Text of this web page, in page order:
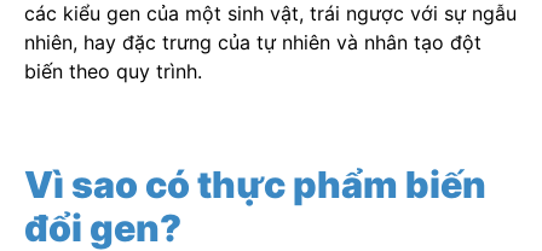
các kiểu gen của một sinh vật, trái ngược với sự ngẫu
nhiên, hay đặc trưng của tự nhiên và nhân tạo đột
biến theo quy trình.
Vì sao có thực phẩm biến
đổi gen?